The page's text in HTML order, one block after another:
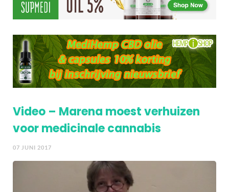
Video – Marena moest verhuizen
voor medicinale cannabis
07 JUNI 2017